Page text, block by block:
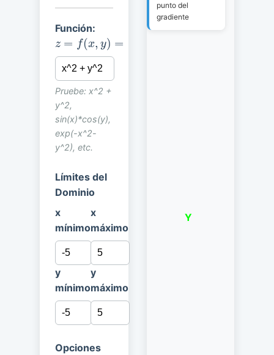
Función:
z=f(x,y =
Pruebe: x^2 +
y^2,
sin(x)*cos(y),
exp(-x^2-
y^2), etc.
Límites del
Dominio
x
mínimo
x
máximo
y
mínimo
y
máximo
Opciones
punto del
gradiente
Y